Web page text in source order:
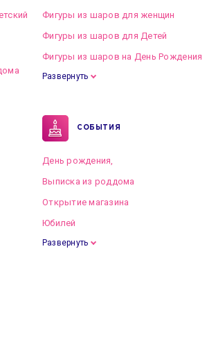
Фигуры из шаров для женщин
Фигуры из шаров для Детей
Фигуры из шаров на День Рождения
Развернуть
СОБЫТИЯ
День рождения,
Выписка из роддома
Открытие магазина
Юбилей
Развернуть